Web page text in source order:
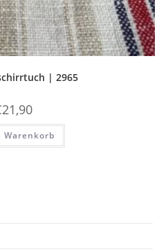
| 2965
21,90
Warenkorb